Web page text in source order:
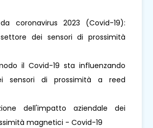
coronavirus 2023 (Covid-19):
dei sensori di prossimità
il Covid-19 sta influenzando
sensori di prossimità a reed
dell'impatto aziendale dei
magnetici - Covid-19